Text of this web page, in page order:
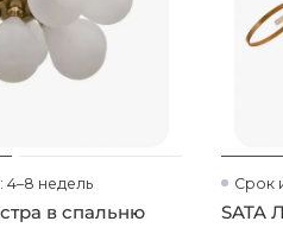
4–8 недель
в спальню
Срок
SATA